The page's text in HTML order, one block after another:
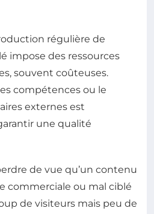
régulière de
impose des ressources
souvent coûteuses.
compétences ou le
externes est
une qualité
de vue qu’un contenu
commerciale ou mal ciblé
de visiteurs mais peu de